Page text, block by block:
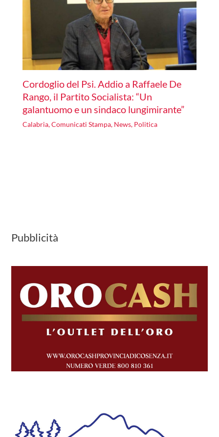
Cordoglio del Psi. Addio a Raffaele De
Rango, il Partito Socialista: “Un
galantuomo e un sindaco lungimirante”
Calabria,Comunicati Stampa, News, Politica
Pubblicità